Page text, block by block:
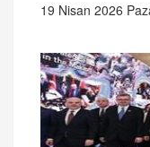
19 Nisan 2026